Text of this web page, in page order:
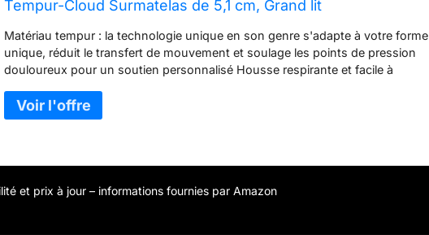
Tempur-Cloud Surmatelas de 5,1 cm, Grand lit
Matériau tempur : la technologie unique en son genre s'adapte à votre forme
unique, réduit le transfert de mouvement et soulage les points de pression
douloureux pour un soutien personnalisé Housse respirante et facile à
extensible qui s'adapte à la plupart des matelas. Facilement amovible et
lavable en machine. Hypoallergénique : la housse dispose de la technologie
qui ne vous décevra pas. Confort amélioré et installation facile : améliore
et prix à jour – informations fournies par Amazon